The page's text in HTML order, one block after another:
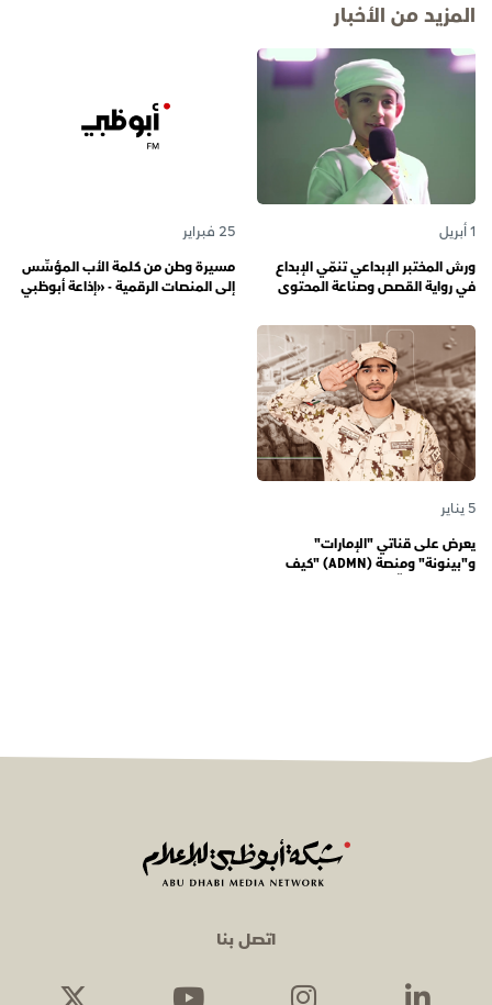
المزيد من الأخبار
1 أبريل
ورش المختبر الإبداعي تنمّي الإبداع
في رواية القصص وصناعة المحتوى
الصغار
25 فبراير
مسيرة وطن من كلمة الأب المؤسِّس
إلى المنصات الرقمية - «إذاعة أبوظبي
5 يناير
يعرض على قناتي "الإمارات"
و"بينونة" ومنصة (ADMN) "كيف
اتصل بنا